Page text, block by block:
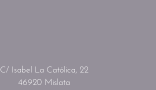
C/ Isabel La Católica, 22
46920 Mislata